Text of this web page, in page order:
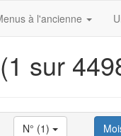
à l'ancienne
sur
N° (1)